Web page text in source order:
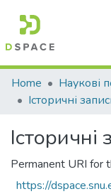
Communities &
All of DSpace
Home
Історичні
Історичні
Permanent URI for
https://